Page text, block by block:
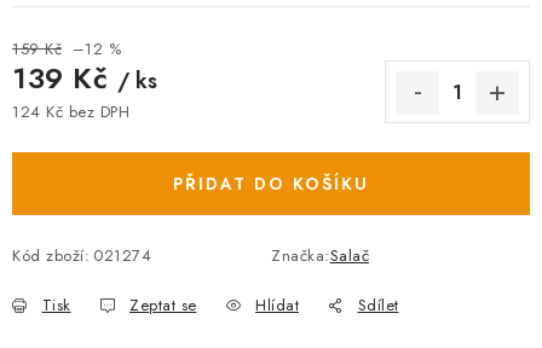
159 Kč –12 %
139 Kč / ks
124 Kč bez DPH
PŘIDAT DO KOŠÍKU
Kód zboží: 021274 Značka:Salač
Tisk Zeptat se Hlídat Sdílet